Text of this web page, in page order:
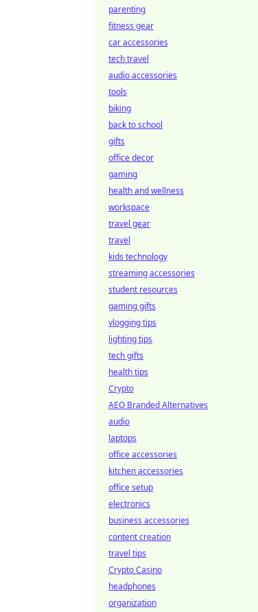
parenting
fitness gear
car accessories
tech travel
audio accessories
tools
biking
back to school
gifts
office decor
gaming
health and wellness
workspace
travel gear
travel
kids technology
streaming accessories
student resources
gaming gifts
vlogging tips
lighting tips
tech gifts
health tips
Crypto
AEO Branded Alternatives
audio
laptops
office accessories
kitchen accessories
office setup
electronics
business accessories
content creation
travel tips
Crypto Casino
headphones
organization